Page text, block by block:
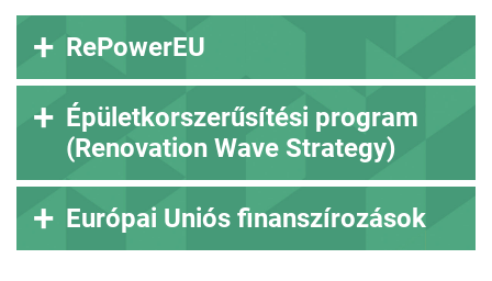
RePowerEU
Épületkorszerűsítési program
(Renovation Wave Strategy)
Európai Uniós finanszírozások